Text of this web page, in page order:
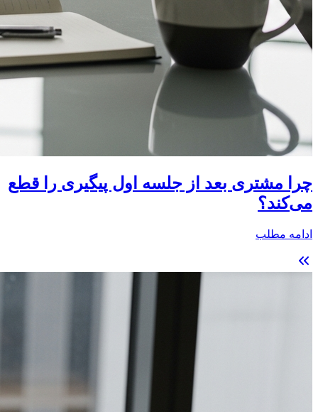
چرا مشتری بعد از جلسه اول پیگیری را قطع
می‌کند؟
ادامه مطلب